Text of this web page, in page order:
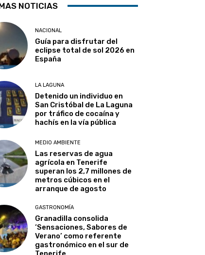
NOTICIAS
NACIONAL
Guía para disfrutar del
eclipse total de sol 2026 en
España
LA LAGUNA
Detenido un individuo en
San Cristóbal de La Laguna
por tráfico de cocaína y
hachís en la vía pública
MEDIO AMBIENTE
Las reservas de agua
agrícola en Tenerife
superan los 2,7 millones de
metros cúbicos en el
arranque de agosto
GASTRONOMÍA
Granadilla consolida
‘Sensaciones, Sabores de
Verano’ como referente
gastronómico en el sur de